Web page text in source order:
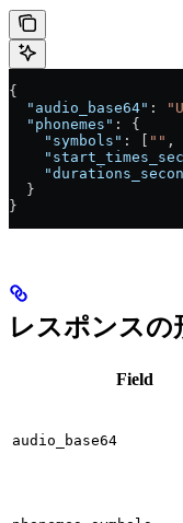
{
  "audio_base64"
:
  "phonemes"
: {
    "symbols"
: [ "" ,
  }
}
レスポンスの
Field
audio_base64